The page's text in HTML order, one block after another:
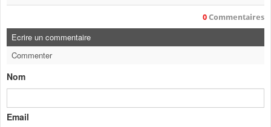
0 Commentaires
Ecrire un commentaire
Commenter
Nom
Email